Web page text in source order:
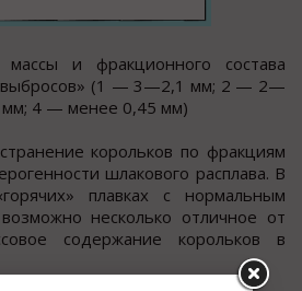
и фракционного состава
выбросов» (1 — 3—2,1 мм; 2 — 2—
4 — менее 0,45 мм)
корольков по фракциям
шлакового расплава. В
плавках с нормальным
несколько отличное от
содержание корольков в